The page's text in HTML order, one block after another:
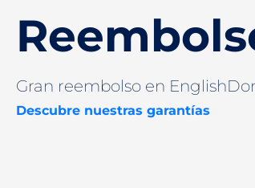
Gran reembolso en
Descubre nuestras garantías